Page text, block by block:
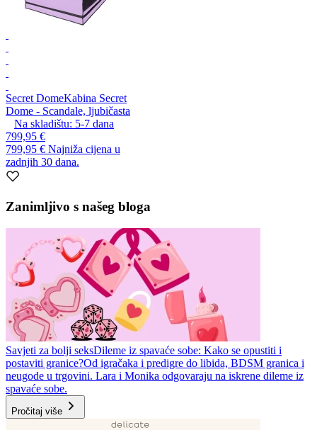
Secret DomeKabina Secret
Dome - Scandale, ljubičasta
Na skladištu: 5-7 dana
799,95 €
799,95 € Najniža cijena u
zadnjih 30 dana.
Zanimljivo s našeg bloga
Savjeti za bolji seksDileme iz spavaće sobe: Kako se opustiti i
postaviti granice?Od igračaka i predigre do libida, BDSM granica i
neugode u trgovini. Lara i Monika odgovaraju na iskrene dileme iz
spavaće sobe.
Pročitaj više